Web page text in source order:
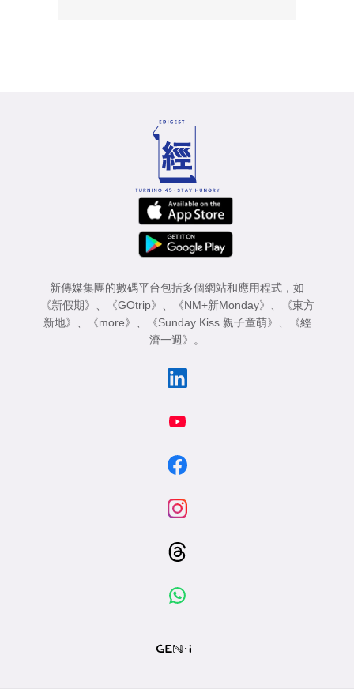
新傳媒集團的數碼平台包括多個網站和應用程式，如
《新假期》
《GOtrip》 《NM+新Monday》
《東方
新地》
《more》 《Sunday Kiss 親子童萌》
《經
濟一週》
。